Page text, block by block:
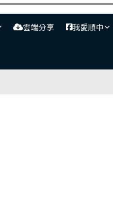
雲端分享 我愛順中